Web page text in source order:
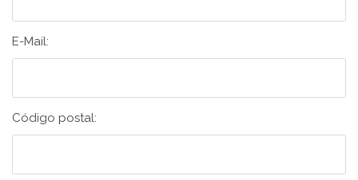
E-Mail:
Código postal: